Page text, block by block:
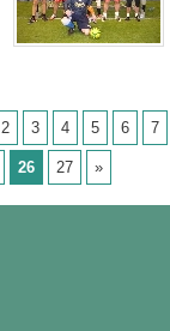
2 3 4 5 6 7
26 27 »